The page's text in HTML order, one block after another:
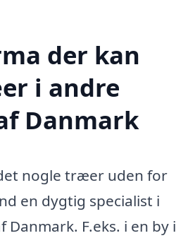
der kan
i andre
Danmark
nogle træer uden for
en dygtig specialist i
F.eks. i en by i